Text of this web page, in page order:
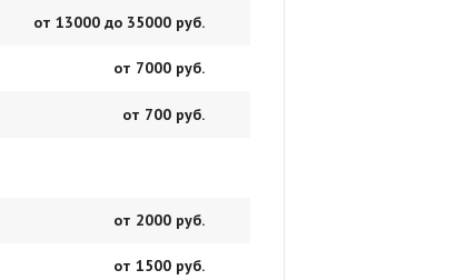
от 13000 до 35000 руб.
от 7000 руб.
от 700 руб.
от 2000 руб.
от 1500 руб.